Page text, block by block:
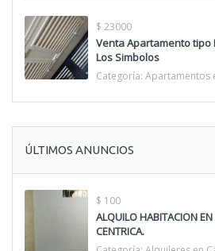
$ 23000
Venta Apartamento tipo
Los Simbolos
Categoría: Apartamentos
ÚLTIMOS ANUNCIOS
$ 100
ALQUILO HABITACION
CENTRICA.